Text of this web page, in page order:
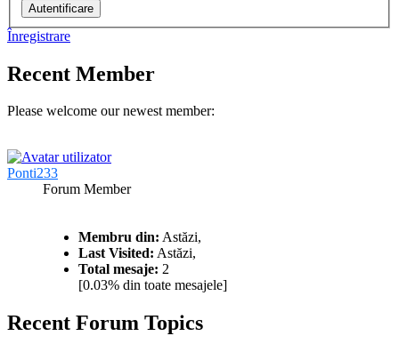
Înregistrare
Recent Member
Please welcome our newest member:
Ponti233
Forum Member
Membru din: Astăzi,
Last Visited: Astăzi,
Total mesaje: 2
[0.03% din toate mesajele]
Recent Forum Topics